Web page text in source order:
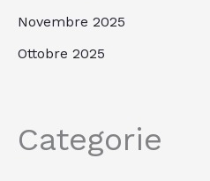
Novembre 2025
Ottobre 2025
Categorie